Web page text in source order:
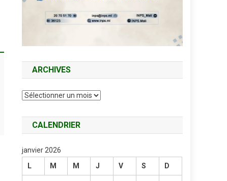
ARCHIVES
Archives
CALENDRIER
janvier 2026
L
M M J V S D